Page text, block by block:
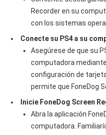
Recorder en su
con los sistemas
Conecte su PS4 a su
Asegúrese de que su
computadora
configuración de
permite que FoneDog
Inicie FoneDog Screen
Abra la aplicación
computadora.